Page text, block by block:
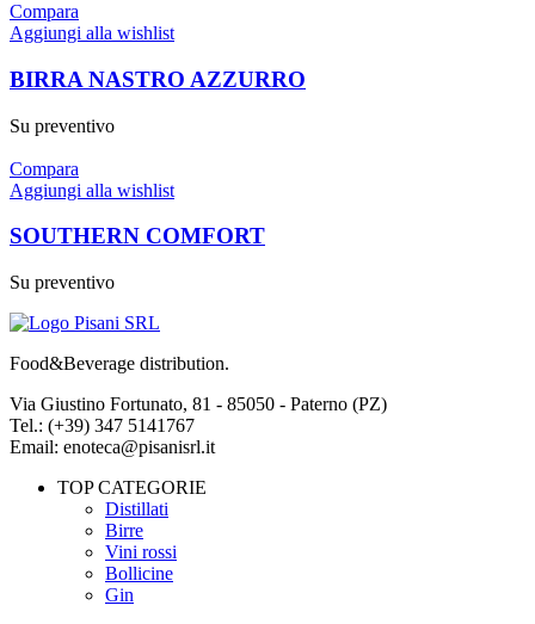
Compara
Aggiungi alla wishlist
BIRRA NASTRO AZZURRO
Su preventivo
Compara
Aggiungi alla wishlist
SOUTHERN COMFORT
Su preventivo
Food&Beverage distribution.
Via Giustino Fortunato, 81 - 85050 - Paterno (PZ)
Tel.: (+39) 347 5141767
Email: enoteca@pisanisrl.it
TOP CATEGORIE
Distillati
Birre
Vini rossi
Bollicine
Gin